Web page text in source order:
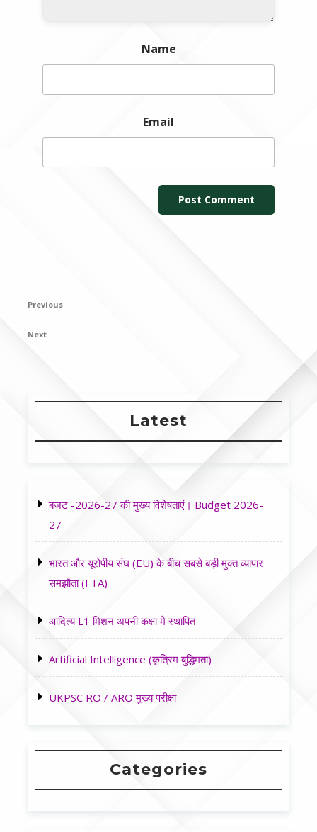
Name
Email
Post
Previous
Previous
Next
Next
Latest
बजट -2026-27 की मुख्य विशेषताएं। Budget 2026-
27
भारत और यूरोपीय संघ (EU) के बीच सबसे बड़ी मुक्त व्यापार
समझौता (FTA)
आदित्य L1 मिशन अपनी कक्षा मे स्थापित
Artificial Intelligence (कृत्रिम बुद्धिमता)
UKPSC RO / ARO मुख्य परीक्षा
Categories